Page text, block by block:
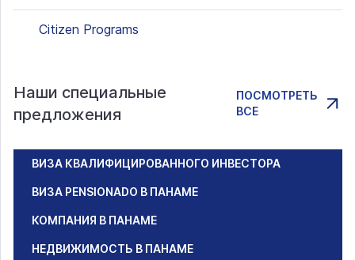
Citizen Programs
Наши специальные
предложения
ПОСМОТРЕТЬ
ВСЕ
ВИЗА КВАЛИФИЦИРОВАННОГО ИНВЕСТОРА
ВИЗА PENSIONADO В ПАНАМЕ
КОМПАНИЯ В ПАНАМЕ
НЕДВИЖИМОСТЬ В ПАНАМЕ